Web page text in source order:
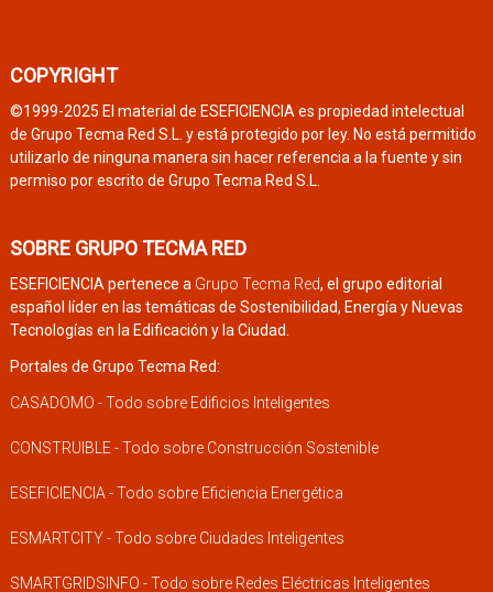
COPYRIGHT
©1999-2025 El material de ESEFICIENCIA es propiedad intelectual
de Grupo Tecma Red S.L. y está protegido por ley. No está permitido
utilizarlo de ninguna manera sin hacer referencia a la fuente y sin
permiso por escrito de Grupo Tecma Red S.L.
SOBRE GRUPO TECMA RED
ESEFICIENCIA pertenece a Grupo Tecma Red, el grupo editorial
español líder en las temáticas de Sostenibilidad, Energía y Nuevas
Tecnologías en la Edificación y la Ciudad.
Portales de Grupo Tecma Red:
CASADOMO - Todo sobre Edificios Inteligentes
CONSTRUIBLE - Todo sobre Construcción Sostenible
ESEFICIENCIA - Todo sobre Eficiencia Energética
ESMARTCITY - Todo sobre Ciudades Inteligentes
SMARTGRIDSINFO - Todo sobre Redes Eléctricas Inteligentes